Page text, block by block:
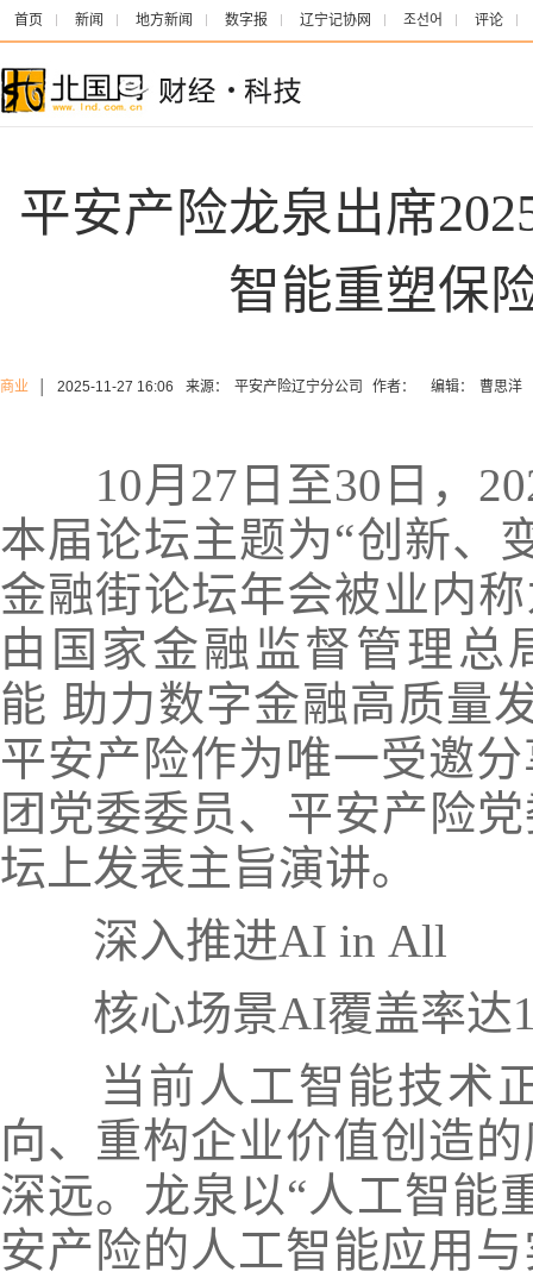
首页 新闻 地方新闻 数字报 辽宁记协网 조선어 评论
平安产险龙泉出席
智能重塑保
商业 2025-11-27 16:06 来源： 平安产险辽宁分公司 作者： 编辑： 曹思洋
10月27日至30日，
本届论坛主题为“创新、
金融街论坛年会被业内
由国家金融监督管理总
能 助力数字金融高质量
平安产险作为唯一受邀
团党委委员、平安产险
坛上发表主旨演讲。
深入推进AI in All
核心场景AI覆盖率达
当前人工智能技术
向、重构企业价值创造
深远。龙泉以“人工智能
安产险的人工智能应用